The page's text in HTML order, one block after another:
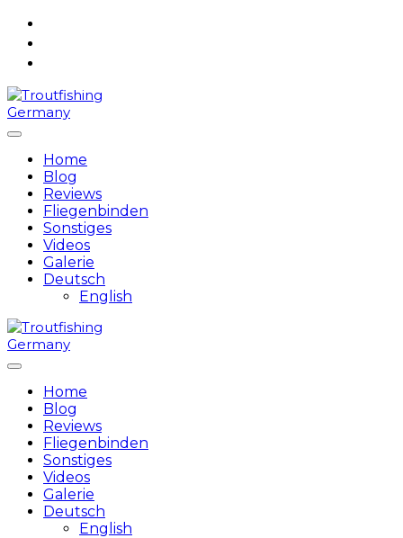
Skip
Home
Blog
Reviews
Fliegenbinden
Sonstiges
Videos
Galerie
Deutsch
English
Home
Blog
Reviews
Fliegenbinden
Sonstiges
Videos
Galerie
Deutsch
English